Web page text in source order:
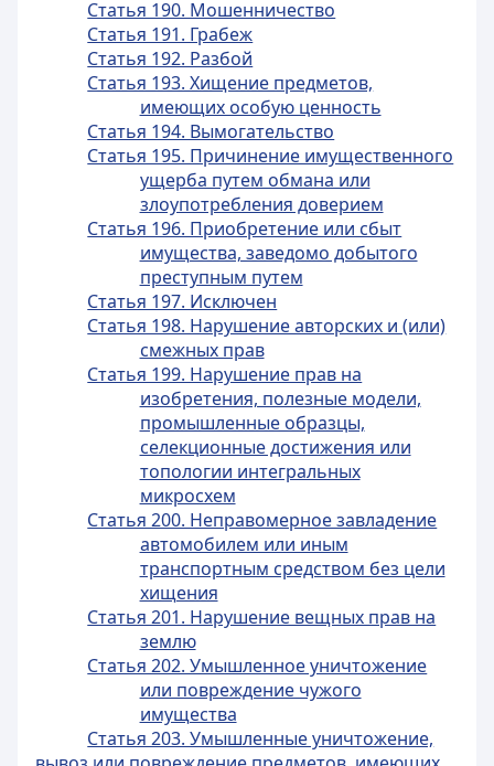
Статья 190. Мошенничество
Статья 191. Грабеж
Статья 192. Разбой
Статья 193. Хищение предметов,
имеющих особую ценность
Статья 194. Вымогательство
Статья 195. Причинение имущественного
ущерба путем обмана или
злоупотребления доверием
Статья 196. Приобретение или сбыт
имущества, заведомо добытого
преступным путем
Статья 197. Исключен
Статья 198. Нарушение авторских и (или)
смежных прав
Статья 199. Нарушение прав на
изобретения, полезные модели,
промышленные образцы,
селекционные достижения или
топологии интегральных
микросхем
Статья 200. Неправомерное завладение
автомобилем или иным
транспортным средством без цели
хищения
Статья 201. Нарушение вещных прав на
землю
Статья 202. Умышленное уничтожение
или повреждение чужого
имущества
Статья 203. Умышленные уничтожение,